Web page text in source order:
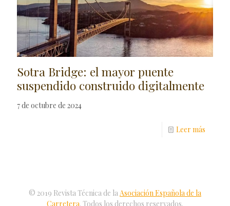
Sotra Bridge: el mayor puente
suspendido construido digitalmente
7 de octubre de 2024
Leer más
© 2019 Revista Técnica de laAsociación Española de la
Carretera. Todos los derechos reservados.